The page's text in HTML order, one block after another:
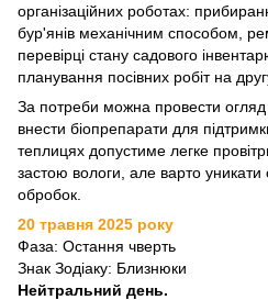
організаційних роботах:
бур'янів механічним способом,
перевірці стану садового
планування посівних робіт на
За потреби можна провести огляд
внести біопрепарати для
теплицях допустиме легке
застою вологи, але варто уникати
обробок.
20 травня 2025 року
Фаза: Остання чверть
Знак Зодіаку: Близнюки
Нейтральний день.